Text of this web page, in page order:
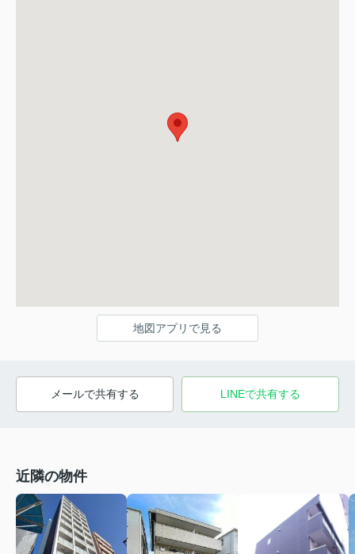
地図アプリで見る
メールで共有する LINEで共有する
近隣の物件